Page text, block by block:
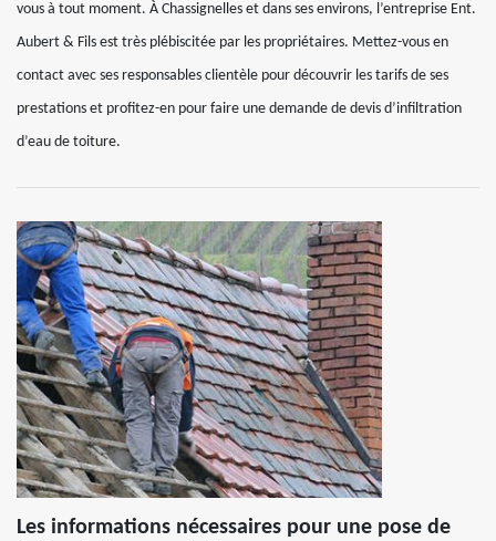
vous à tout moment. À Chassignelles et dans ses environs, l’entreprise Ent.
Aubert & Fils est très plébiscitée par les propriétaires. Mettez-vous en
contact avec ses responsables clientèle pour découvrir les tarifs de ses
prestations et profitez-en pour faire une demande de devis d’infiltration
d’eau de toiture.
Les informations nécessaires pour une pose de